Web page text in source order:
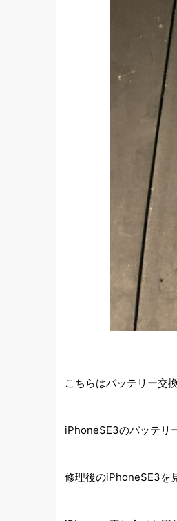
こちらはバッテリー交
iPhoneSE3のバッテリ
修理後のiPhoneSE3を